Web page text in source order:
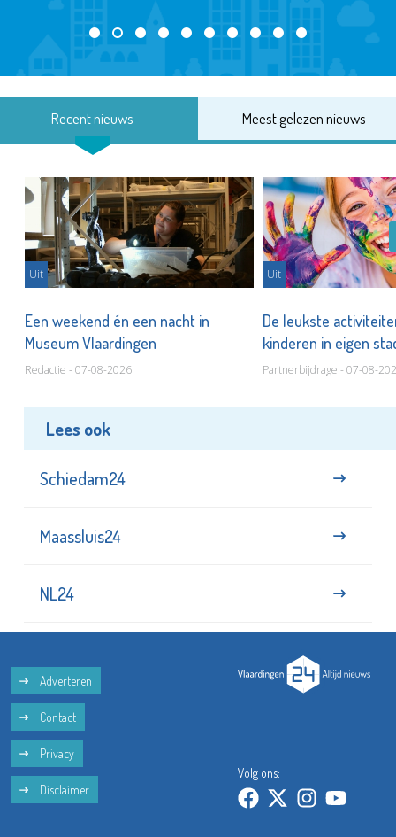
Recent nieuws Meest gelezen nieuws
Uit
Een weekend én een nacht in
Museum Vlaardingen
Redactie - 07-08-2026
Uit
De leukste
kinderen in eigen
Partnerbijdrage - 07-08-
Lees ook
Schiedam24
Maassluis24
NL24
Adverteren
Contact
Privacy
Disclaimer
Volg ons: